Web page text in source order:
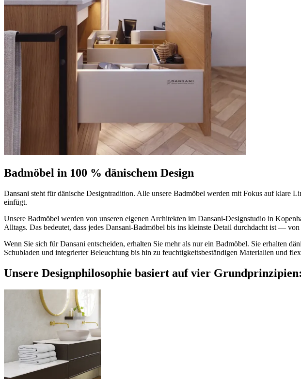
Badmöbel in 100 % dänischem Design
Dansani steht für dänische Designtradition. Alle unsere Badmöbel werden mit Fokus auf klare
einfügt.
Unsere Badmöbel werden von unseren eigenen Architekten im Dansani-Designstudio in
Alltags. Das bedeutet, dass jedes Dansani-Badmöbel bis ins kleinste Detail durchdacht ist —
Wenn Sie sich für Dansani entscheiden, erhalten Sie mehr als nur ein Badmöbel. Sie erhalten
Schubladen und integrierter Beleuchtung bis hin zu feuchtigkeitsbeständigen Materialien und
Unsere Designphilosophie basiert auf vier Grundprinzipien: